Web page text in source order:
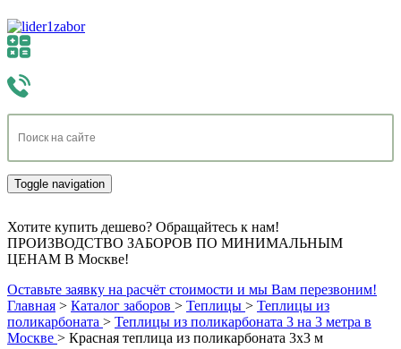
Toggle navigation
Хотите купить дешево? Обращайтесь к нам!
ПРОИЗВОДСТВО ЗАБОРОВ ПО МИНИМАЛЬНЫМ
ЦЕНАМ В Москве!
Оставьте заявку на расчёт стоимости и мы Вам перезвоним!
Главная > Каталог заборов > Теплицы > Теплицы из
поликарбоната > Теплицы из поликарбоната 3 на 3 метра в
Москве > Красная теплица из поликарбоната 3х3 м